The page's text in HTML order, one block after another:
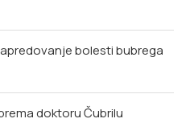
bolesti bubrega
doktoru Čubrilu